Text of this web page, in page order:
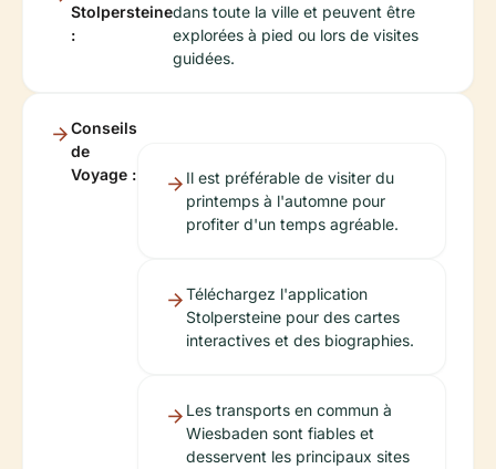
Stolpersteine
:
dans toute la ville et peuvent être
explorées à pied ou lors de visites
guidées.
Conseils
de
Voyage :
Il est préférable de visiter du
printemps à l'automne pour
profiter d'un temps agréable.
Téléchargez l'application
Stolpersteine pour des cartes
interactives et des biographies.
Les transports en commun à
Wiesbaden sont fiables et
desservent les principaux sites